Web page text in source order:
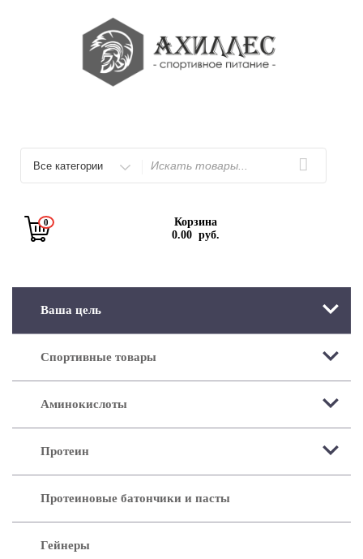
0
Корзина
0.00 руб.
Ваша цель
Спортивные товары
Аминокислоты
Протеин
Протеиновые батончики и пасты
Гейнеры